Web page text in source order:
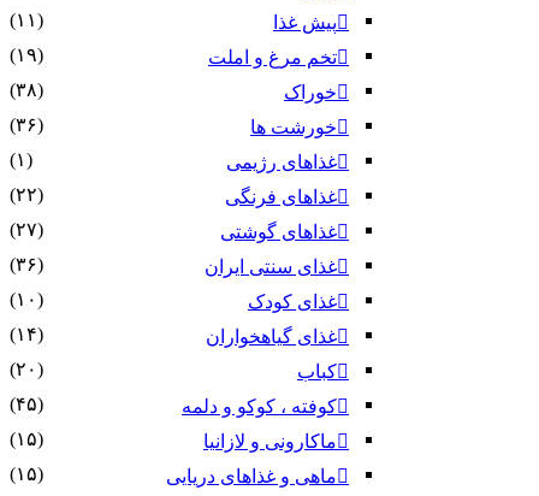
پیش غذا
(۱۱)
تخم مرغ و املت
(۱۹)
خوراک
(۳۸)
خورشت ها
(۳۶)
غذاهای رژیمی
(۱)
غذاهای فرنگی
(۲۲)
غذاهای گوشتی
(۲۷)
غذای سنتی ایران
(۳۶)
غذای کودک
(۱۰)
غذای گیاهخواران
(۱۴)
کباب
(۲۰)
کوفته ، کوکو و دلمه
(۴۵)
ماکارونی و لازانیا
(۱۵)
ماهی و غذاهای دریایی
(۱۵)